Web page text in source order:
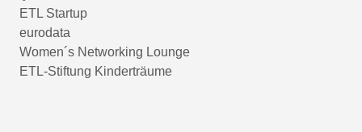
ETL Startup
eurodata
Women´s Networking Lounge
ETL-Stiftung Kinderträume